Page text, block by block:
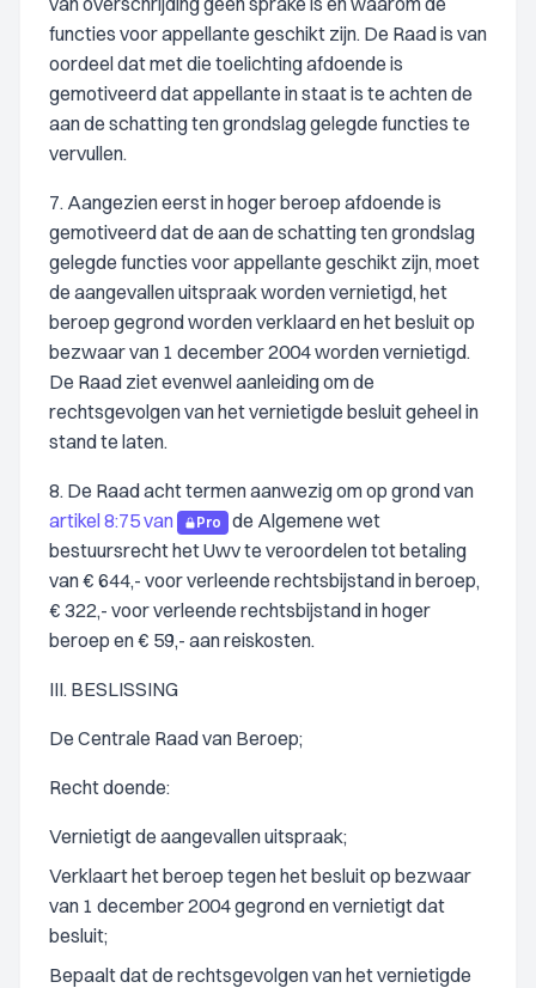
functies voor appellante geschikt zijn. De Raad is van
oordeel dat met die toelichting afdoende is
gemotiveerd dat appellante in staat is te achten de
aan de schatting ten grondslag gelegde functies te
vervullen.
7. Aangezien eerst in hoger beroep afdoende is
gemotiveerd dat de aan de schatting ten grondslag
gelegde functies voor appellante geschikt zijn, moet
de aangevallen uitspraak worden vernietigd, het
beroep gegrond worden verklaard en het besluit op
bezwaar van 1 december 2004 worden vernietigd.
De Raad ziet evenwel aanleiding om de
rechtsgevolgen van het vernietigde besluit geheel in
stand te laten.
8. De Raad acht termen aanwezig om op grond van
artikel 8:75 van
Pro
de Algemene wet
bestuursrecht het Uwv te veroordelen tot betaling
van € 644,- voor verleende rechtsbijstand in beroep,
€ 322,- voor verleende rechtsbijstand in hoger
beroep en € 59,- aan reiskosten.
III. BESLISSING
De Centrale Raad van Beroep;
Recht doende:
Vernietigt de aangevallen uitspraak;
Verklaart het beroep tegen het besluit op bezwaar
van 1 december 2004 gegrond en vernietigt dat
besluit;
Bepaalt dat de rechtsgevolgen van het vernietigde